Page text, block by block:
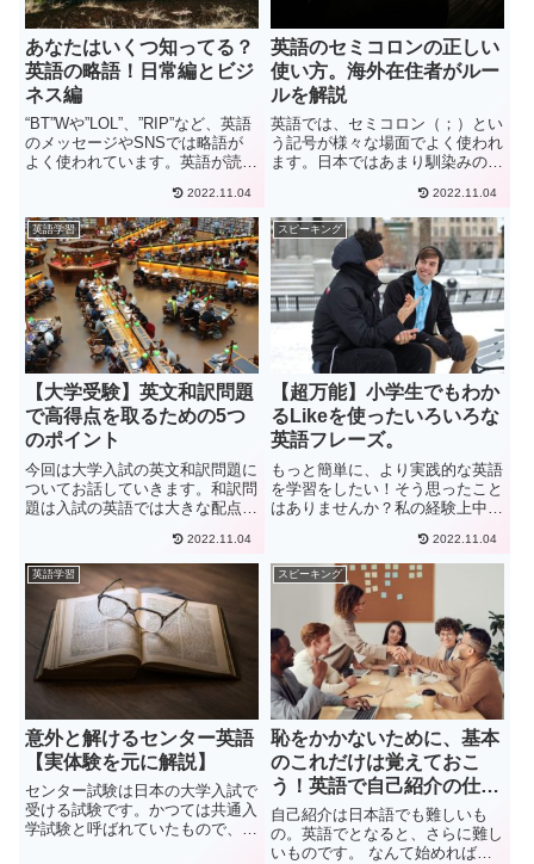
あなたはいくつ知ってる？
英語の略語！日常編とビジ
ネス編
“BT”Wや”LOL”、”RIP”など、英語
のメッセージやSNSでは略語が
よく使われています。英語が読め
なければ暗号みたいで読めません
よね。私はネイティブの友達とメ
ッセージのやり取りをしたとき、
英語の略語を使わ...
2022.11.04
英語のセミコロンの正しい
使い方。海外在住者がルー
ルを解説
英語では、セミコロン（；）とい
う記号が様々な場面でよく使われ
ます。日本ではあまり馴染みのな
ミコロンが何を意味するか、ご存
じでしょうか？この記事では、英
語でのセミコロンの使い方やルー
ル、コロンとの違いなどを詳し
く...
2022.11.04
英語学習
【大学受験】英文和訳問題
で高得点を取るための5つ
のポイント
今回は大学入試の英文和訳問題に
ついてお話していきます。和訳問
題は入試の英語では大きな配点を
か点数が安定しない受験生は多い
と思います。しかし、英文和訳は
いくつかのポイントを押さえれば
高得点を安定させることができ
る...
2022.11.04
スピーキング
【超万能】小学生でもわか
るLikeを使ったいろいろな
英語フレーズ。
もっと簡単に、より実践的な英語
を学習をしたい！そう思ったこと
はありませんか？私の経験上中学
なものであり、全く実用的ではあ
りません。外国人から見るとカタ
コトの英語に聞こえてしまいま
す。今回この記事では一の単語に
2022.11.04
英語学習
意外と解けるセンター英語
【実体験を元に解説】
センター試験は日本の大学入試で
受ける試験です。かつては共通入
学試験と呼ばれていたもので、歴
スピーキング
恥をかかないために、基本
のこれだけは覚えておこ
う！英語で自己紹介の仕方
【テンプレあり！】
自己紹介は日本語でも難しいも
の。英語でとなると、さらに難し
いものです。 なんて始めればい